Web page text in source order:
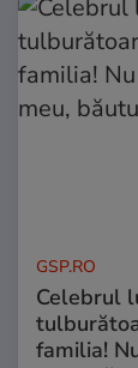
GSP.RO
Celebrul
familia!